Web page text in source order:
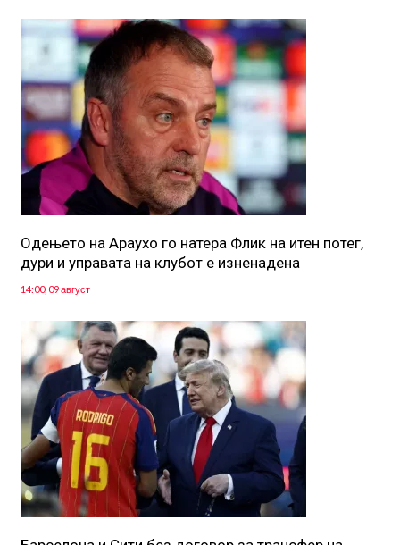
Одењето на Араухо го натера Флик на итен потег,
дури и управата на клубот е изненадена
14:00, 09 август